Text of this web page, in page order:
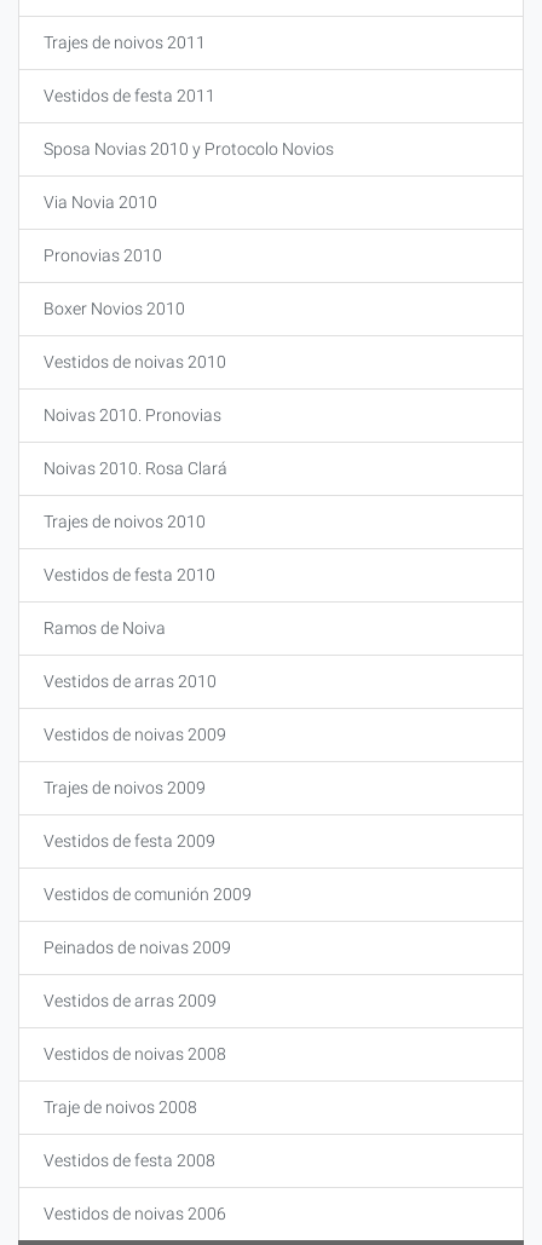
Trajes de noivos 2011
Vestidos de festa 2011
Sposa Novias 2010 y Protocolo Novios
Via Novia 2010
Pronovias 2010
Boxer Novios 2010
Vestidos de noivas 2010
Noivas 2010. Pronovias
Noivas 2010. Rosa Clará
Trajes de noivos 2010
Vestidos de festa 2010
Ramos de Noiva
Vestidos de arras 2010
Vestidos de noivas 2009
Trajes de noivos 2009
Vestidos de festa 2009
Vestidos de comunión 2009
Peinados de noivas 2009
Vestidos de arras 2009
Vestidos de noivas 2008
Traje de noivos 2008
Vestidos de festa 2008
Vestidos de noivas 2006